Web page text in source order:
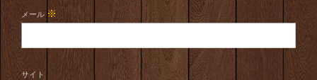
メール ※
サイト